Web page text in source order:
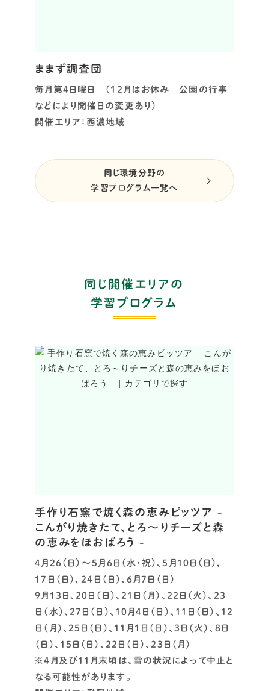
ままず調査団
毎月第4日曜日 （12月はお休み 公園の行事
などにより開催日の変更あり）
開催エリア：西濃地域
同じ環境分野の
学習プログラム一覧へ
同じ開催エリアの
学習プログラム
手作り石窯で焼く森の恵みピッツア -
こんがり焼きたて、とろ～りチーズと森
の恵みをほおばろう -
4月26（日）～5月6日（水・祝）、5月10日（日）,
17日（日）, 24日（日）、6月7日（日）
9月13日、20日（日）、21日（月）、22日（火）、23
日（水）、27日（日）、10月4日（日）、11日（日）、12
日（月）、25日（日）、11月1日（日）、3日（火）、8日
（日）、15日（日）、22日（日）、23日（月）
※4月及び11月末頃は、雪の状況によって中止と
なる可能性があります。